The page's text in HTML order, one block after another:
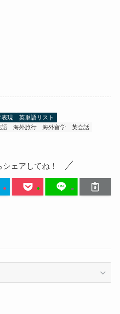
表現
英単語リスト
語 海外旅行 海外留学
英会話
シェアしてね！